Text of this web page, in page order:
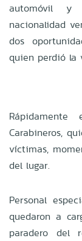
automóvil y
nacionalidad
dos
quien perdió la
Carabineros,
víctimas,
del lugar.
Personal
quedaron a
paradero del